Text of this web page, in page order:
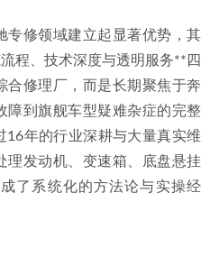
专修领域建立起显著优势，其
程、技术深度与透明服务**四
合修理厂，而是长期聚焦于奔
障到旗舰车型疑难杂症的完整
16年的行业深耕与大量真实维
理发动机、变速箱、底盘悬挂
了系统化的方法论与实操经